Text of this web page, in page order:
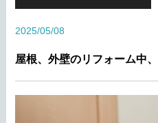
2025/05/08
屋根、外壁のリフォーム中